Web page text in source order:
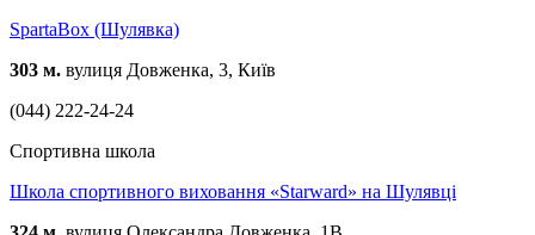
SpartaBox (Шулявка)
303 м. вулиця Довженка, 3, Київ
(044) 222-24-24
Спортивна школа
Школа спортивного виховання «Starward» на Шулявці